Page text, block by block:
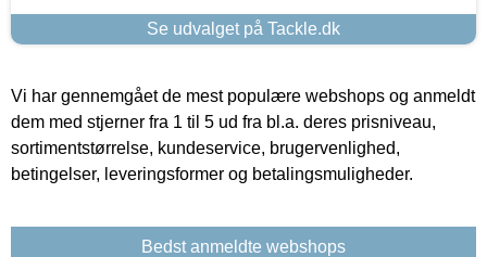
Se udvalget på Tackle.dk
Vi har gennemgået de mest populære webshops og anmeldt
dem med stjerner fra 1 til 5 ud fra bl.a. deres prisniveau,
sortimentstørrelse, kundeservice, brugervenlighed,
betingelser, leveringsformer og betalingsmuligheder.
Bedst anmeldte webshops